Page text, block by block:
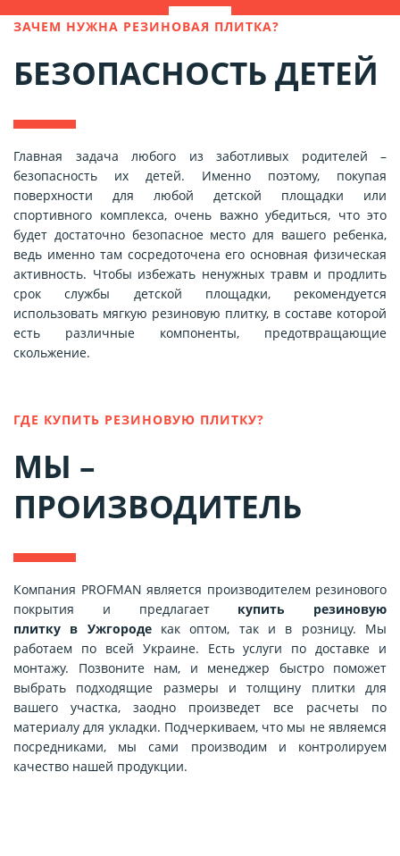
ЗАЧЕМ НУЖНА РЕЗИНОВАЯ ПЛИТКА?
БЕЗОПАСНОСТЬ ДЕТЕЙ
Главная задача любого из заботливых родителей –
безопасность их детей. Именно поэтому, покупая
поверхности для любой детской площадки или
спортивного комплекса, очень важно убедиться, что это
будет достаточно безопасное место для вашего ребенка,
ведь именно там сосредоточена его основная физическая
активность. Чтобы избежать ненужных травм и продлить
срок службы детской площадки, рекомендуется
использовать мягкую резиновую плитку, в составе которой
есть различные компоненты, предотвращающие
скольжение.
ГДЕ КУПИТЬ РЕЗИНОВУЮ ПЛИТКУ?
МЫ –
ПРОИЗВОДИТЕЛЬ
Компания PROFMAN является производителем резинового
покрытия и предлагает купить резиновую
плитку в Ужгороде как оптом, так и в розницу. Мы
работаем по всей Украине. Есть услуги по доставке и
монтажу. Позвоните нам, и менеджер быстро поможет
выбрать подходящие размеры и толщину плитки для
вашего участка, заодно произведет все расчеты по
материалу для укладки. Подчеркиваем, что мы не являемся
посредниками, мы сами производим и контролируем
качество нашей продукции.